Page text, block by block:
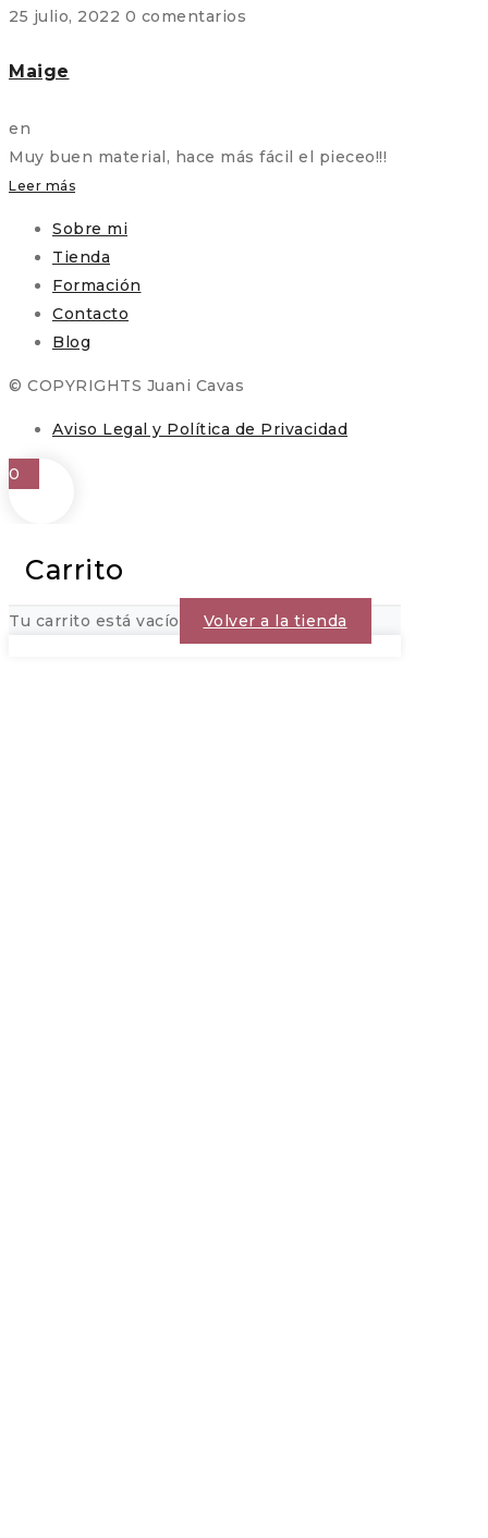
25 julio, 2022 0 comentarios
Maige
en
Muy buen material, hace más fácil el pieceo!!!
Leer más
Sobre mi
Tienda
Formación
Contacto
Blog
© COPYRIGHTS Juani Cavas
Aviso Legal y Política de Privacidad
0
Carrito
Tu carrito está vacío Volver a la tienda